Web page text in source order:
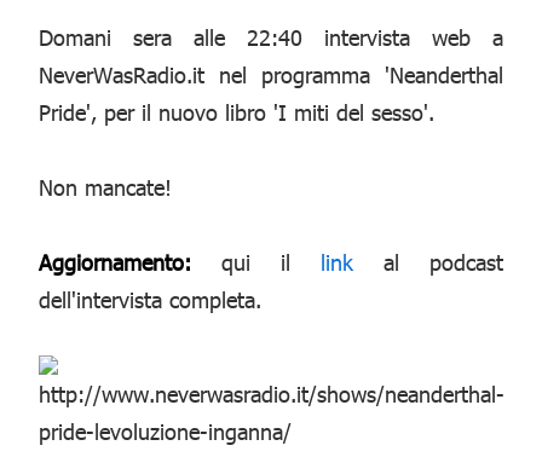
Domani sera alle 22:40 intervista web a
NeverWasRadio.it nel programma 'Neanderthal
Pride', per il nuovo libro 'I miti del sesso'.
Non mancate!
Aggiornamento: qui il link al podcast
dell'intervista completa.